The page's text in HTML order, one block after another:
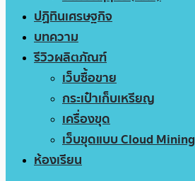
ปฏิทินเศรษฐกิจ
บทความ
รีวิวผลิตภัณฑ์
เว็บซื้อขาย
กระเป๋าเก็บเหรียญ
เครื่องขุด
เว็บขุดแบบ Cloud Mining
ห้องเรียน